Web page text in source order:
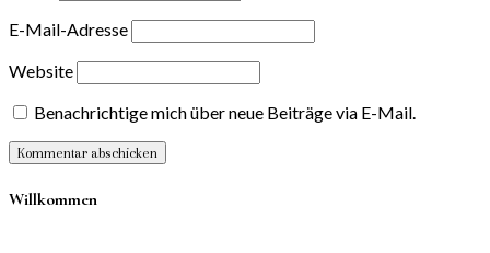
E-Mail-Adresse
Website
Benachrichtige mich über neue Beiträge via E-Mail.
Willkommen